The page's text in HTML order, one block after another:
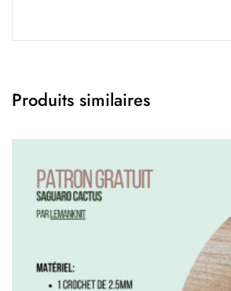
Produits similaires